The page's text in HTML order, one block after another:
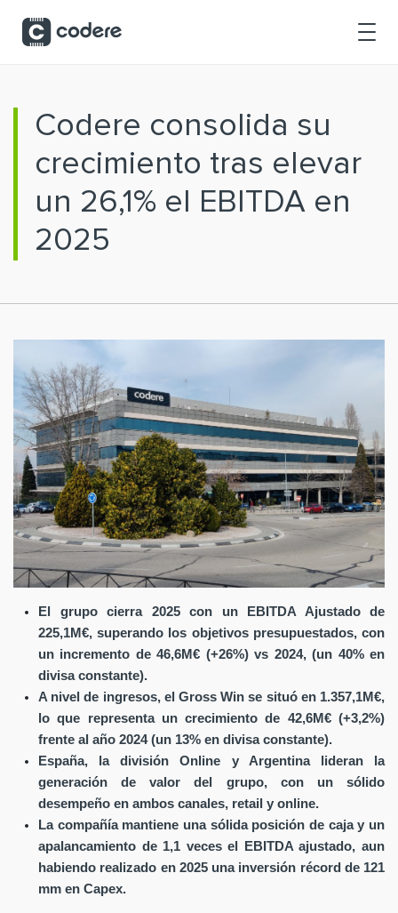
Codere consolida su
crecimiento tras elevar
un 26,1% el EBITDA en
2025
El grupo cierra 2025 con un EBITDA Ajustado de
225,1M€, superando los objetivos presupuestados, con
un incremento de 46,6M€ (+26%) vs 2024, (un 40% en
divisa constante).
A nivel de ingresos, el Gross Win se situó en 1.357,1M€,
lo que representa un crecimiento de 42,6M€ (+3,2%)
frente al año 2024 (un 13% en divisa constante).
España, la división Online y Argentina lideran la
generación de valor del grupo, con un sólido
desempeño en ambos canales, retail y online.
La compañía mantiene una sólida posición de caja y un
apalancamiento de 1,1 veces el EBITDA ajustado, aun
habiendo realizado en 2025 una inversión récord de 121
mm en Capex.